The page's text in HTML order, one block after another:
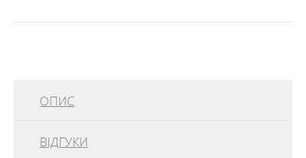
ОПИС
Мультишарф BUFF® National Geographic CoolNet
ВІДГУКИ